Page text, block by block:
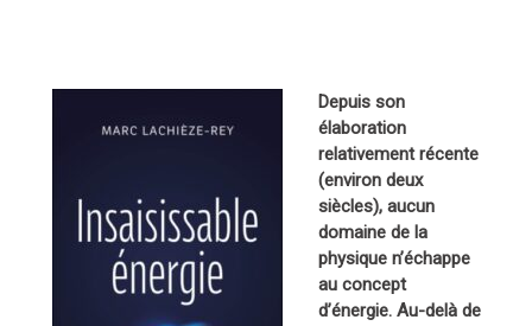
Depuis son
élaboration
relativement récente
(environ deux
siècles), aucun
domaine de la
physique n’échappe
au concept
d’énergie. Au-delà de